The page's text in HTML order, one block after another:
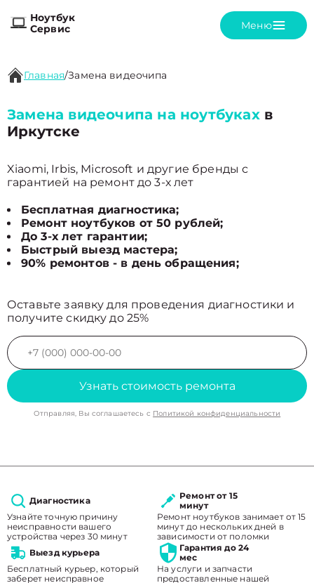
Ноутбук
Сервис
Меню
Главная/Замена видеочипа
Замена видеочипа на ноутбукахв
Иркутске
Xiaomi, Irbis, Microsoft и другие бренды с
гарантией на ремонт до 3-х лет
Бесплатная диагностика;
Ремонт ноутбуков от 50 рублей;
До 3-х лет гарантии;
Быстрый выезд мастера;
90% ремонтов - в день обращения;
Оставьте заявку для проведения диагностики и
получите скидку до 25%
Узнать стоимость ремонта
Отправляя, Вы соглашаетесь с Политикой конфиденциальности
Диагностика
Узнайте точную причину
неисправности вашего
устройства через 30 минут
Ремонт от 15
минут
Ремонт ноутбуков занимает от 15
минут до нескольких дней в
зависимости от поломки
Выезд курьера
Бесплатный курьер, который
заберет неисправное
Гарантия до 24
мес
На услуги и запчасти
предоставленные нашей